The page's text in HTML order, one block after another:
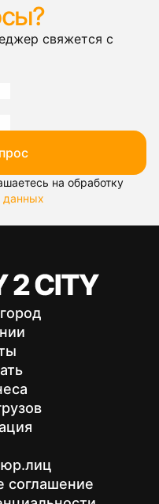
свяжется с
на обработку
данных
соглашение